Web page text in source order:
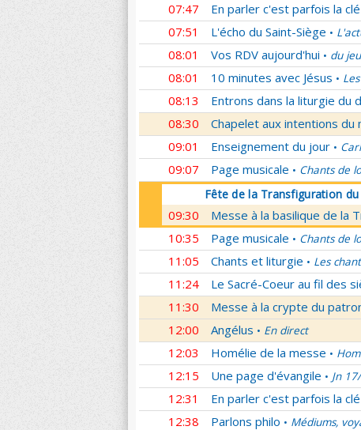
07:47 En parler c'est parfois la clé
07:51 L'écho du Saint-Siège •
08:01 Vos RDV aujourd'hui • du
08:01 10 minutes avec Jésus •
08:13 Entrons dans la liturgie du
08:30 Chapelet aux intentions du
09:01 Enseignement du jour •
09:07 Page musicale • Chants de
Fête de la Transfiguration du
09:30
Messe à la basilique de la
10:35
Page musicale • Chants de
11:05 Chants et liturgie • Les
11:24 Le Sacré-Coeur au fil des
11:30 Messe à la crypte du
12:00 Angélus • En direct
12:03 Homélie de la messe •
12:15 Une page d'évangile • Jn
12:31 En parler c'est parfois la clé
12:38 Parlons philo • Médiums,